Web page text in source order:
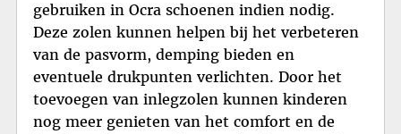
gebruiken in Ocra schoenen indien nodig.
Deze zolen kunnen helpen bij het verbeteren
van de pasvorm, demping bieden en
eventuele drukpunten verlichten. Door het
toevoegen van inlegzolen kunnen kinderen
nog meer genieten van het comfort en de